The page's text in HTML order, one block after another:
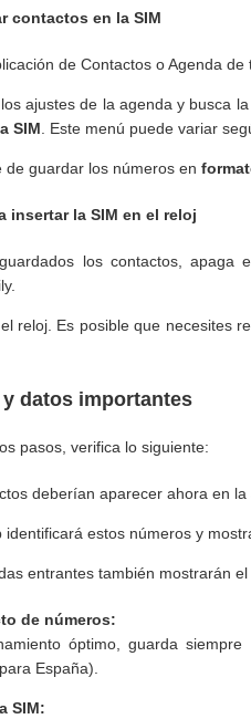
contactos en la SIM
de Contactos o Agenda de
ajustes de la agenda y busca
SIM. Este menú puede variar
de guardar los números en
insertar la SIM en el reloj
los contactos,
reloj. Es posible que necesites
datos importantes
pasos, verifica lo siguiente:
deberían aparecer ahora en
identificará estos números y
entrantes también mostrarán
de números:
óptimo, guarda
para España).
SIM: